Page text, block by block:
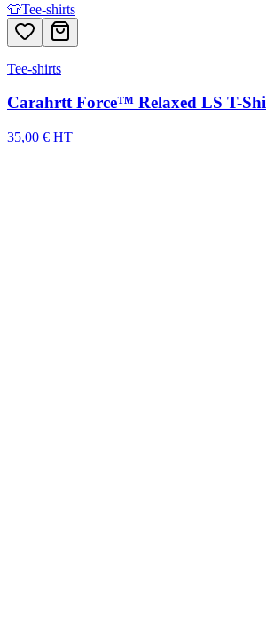
👕Tee-shirts
Tee-shirts
Carahrtt Force™ Relaxed LS T-
35,00 € HT